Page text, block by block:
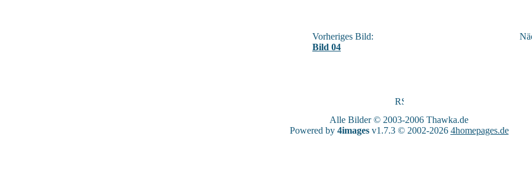
Vorheriges Bild:
Bild 04
Alle Bilder © 2003-2006 Thawka.de
Powered by 4imagesv1.7.3 © 2002-2026 4homepages.de